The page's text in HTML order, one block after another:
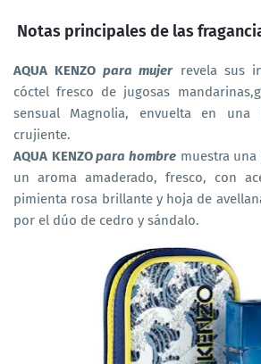
Notas principales de las
AQUA KENZO para mujerrevela sus
cóctel fresco de jugosas
sensual Magnolia, envuelta en una
crujiente.
AQUA KENZOpara hombre muestra una
un aroma amaderado, fresco, con
pimienta rosa brillante y hoja de
por el dúo de cedro y sándalo.